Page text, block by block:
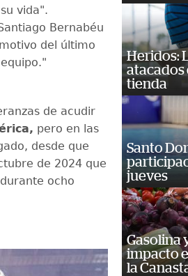
vida".
Bernabéu
del último
de acudir
pero en las
desde que
de 2024 que
ocho
Heridos:
atacados
tienda
Santo
jueves
Gasolina
impacto
la